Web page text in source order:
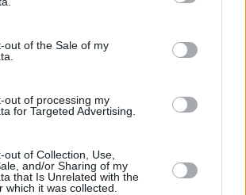
to Google and its third-party tags to
below specified purposes in below Google
out of the Sale of my
out of processing my
for Targeted Advertising.
out of Collection, Use,
and/or Sharing of my
that Is Unrelated with the
which it was collected.
το Ιράν, το πετρέλαιο και τη Fed
η 46χρονη που κατηγορείται για την
δείτε βίντεο και φωτογραφίες
της Gen Z που θα
τάσεις στον τουρισμό